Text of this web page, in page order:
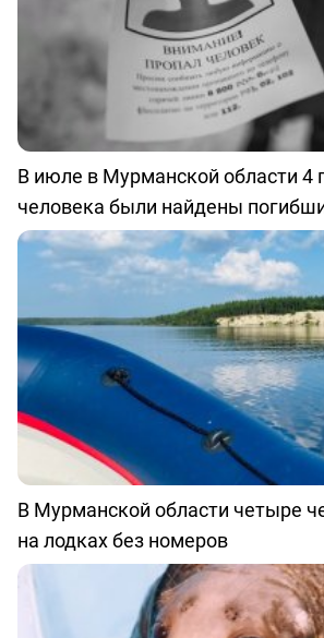
В июле в Мурманской области 4
человека были найдены
В Мурманской области четыре
на лодках без номеров